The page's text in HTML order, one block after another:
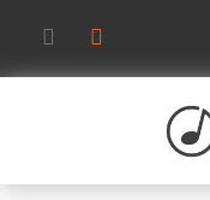
obsah